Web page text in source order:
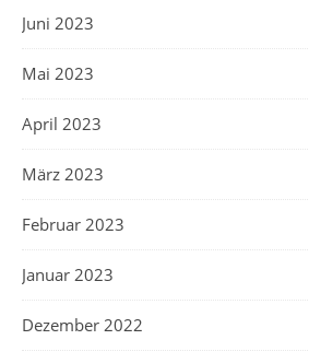
Juni 2023
Mai 2023
April 2023
März 2023
Februar 2023
Januar 2023
Dezember 2022